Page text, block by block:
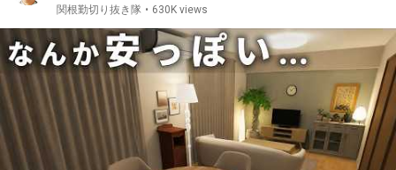
関根勤切り抜き隊 • 630K views